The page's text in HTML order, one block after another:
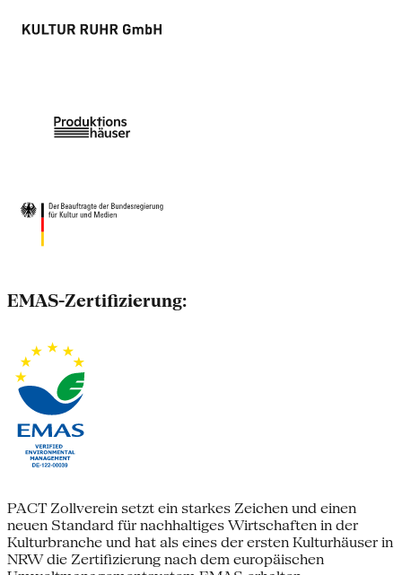
EMAS-Zertifizierung:
PACT Zollverein setzt ein starkes Zeichen und einen
neuen Standard für nachhaltiges Wirtschaften in der
Kulturbranche und hat als eines der ersten Kulturhäuser in
NRW die Zertifizierung nach dem europäischen